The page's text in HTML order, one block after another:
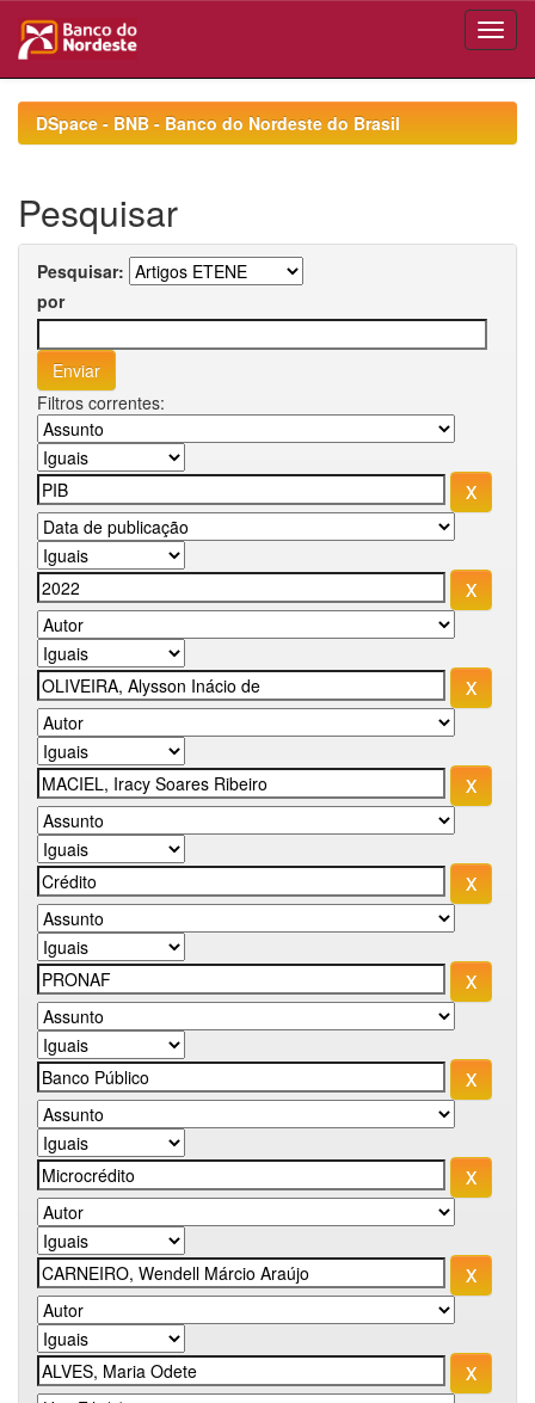
navigationDSpace - BNB - Banco do Nordeste do Brasil
Pesquisar
Pesquisar:
por
Filtros correntes: